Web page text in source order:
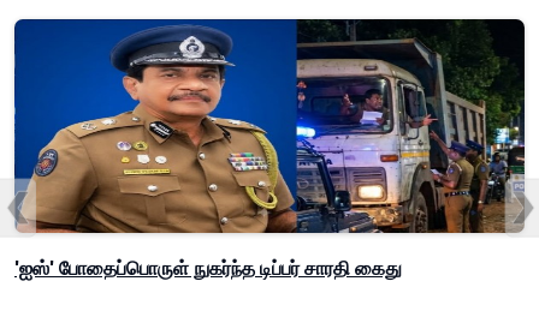
'ஐஸ்' போதைப்பொருள் நுகர்ந்த டிப்பர் சாரதி கைது